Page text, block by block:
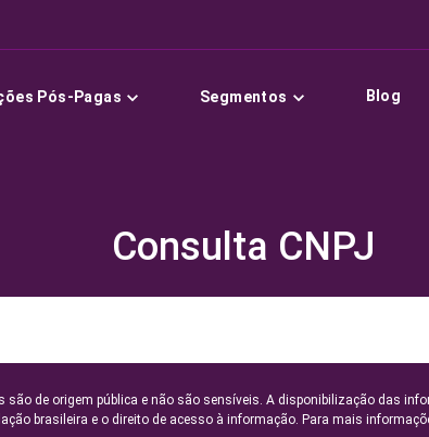
Pós-Pagas Segmentos Blog
Consulta CNPJ
são de origem pública e não são sensíveis. A disponibilização das
brasileira e o direito de acesso à informação. Para mais